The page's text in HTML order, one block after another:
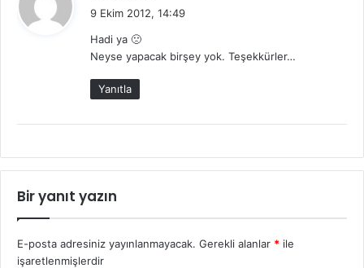
k
9 Ekim 2012, 14:49
Hadi ya 🙁
Neyse yapacak birşey yok. Teşekkürler…
Yanıtla
Bir yanıt yazın
E-posta adresiniz yayınlanmayacak. Gerekli alanlar * ile
işaretlenmişlerdir